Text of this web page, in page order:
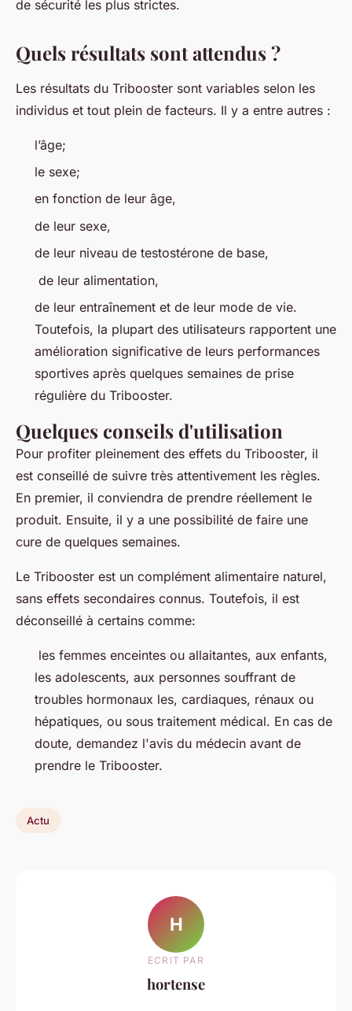
de sécurité les plus strictes.
Quels résultats sont attendus ?
Les résultats du Tribooster sont variables selon les
individus et tout plein de facteurs. Il y a entre autres :
l’âge;
le sexe;
en fonction de leur âge,
de leur sexe,
de leur niveau de testostérone de base,
de leur alimentation,
de leur entraînement et de leur mode de vie.
Toutefois, la plupart des utilisateurs rapportent une
amélioration significative de leurs performances
sportives après quelques semaines de prise
régulière du Tribooster.
Quelques conseils d'utilisation
Pour profiter pleinement des effets du Tribooster, il
est conseillé de suivre très attentivement les règles.
En premier, il conviendra de prendre réellement le
produit. Ensuite, il y a une possibilité de faire une
cure de quelques semaines.
Le Tribooster est un complément alimentaire naturel,
sans effets secondaires connus. Toutefois, il est
déconseillé à certains comme:
les femmes enceintes ou allaitantes, aux enfants,
les adolescents, aux personnes souffrant de
troubles hormonaux les, cardiaques, rénaux ou
hépatiques, ou sous traitement médical. En cas de
doute, demandez l'avis du médecin avant de
prendre le Tribooster.
Actu
H
ECRIT PAR
hortense